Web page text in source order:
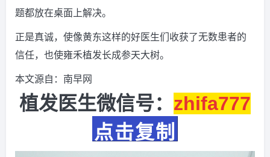
题都放在桌面上解决。
正是真诚，使像黄东这样的好医生们收获了无数患者的
信任，也使雍禾植发长成参天大树。
本文源自：南早网
植发医生微信号： zhifa777
点击复制